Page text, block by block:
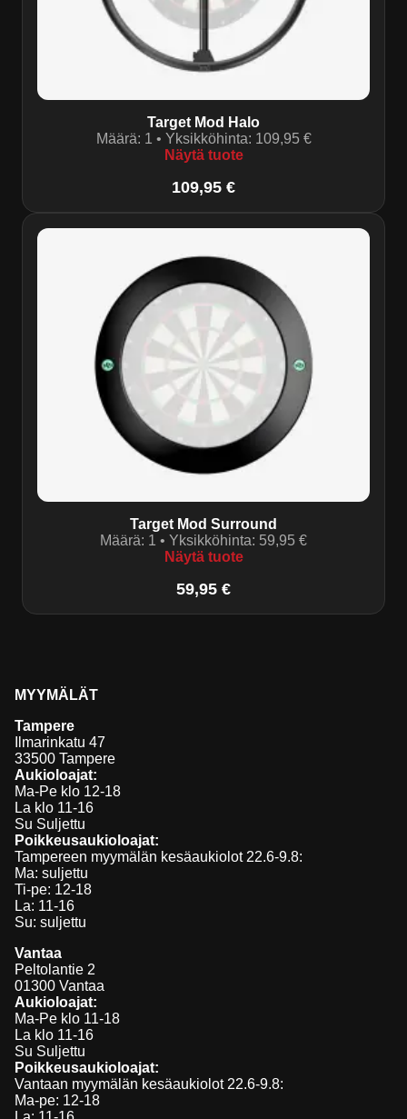
Target Mod Halo
Määrä: 1 • Yksikköhinta: 109,95€
Näytä tuote
109,95 €
Target Mod Surround
Määrä: 1 • Yksikköhinta: 59,95 €
Näytä tuote
59,95 €
MYYMÄLÄT
Tampere
Ilmarinkatu 47
33500 Tampere
Aukioloajat:
Ma-Pe klo 12-18
La klo 11-16
Su Suljettu
Poikkeusaukioloajat:
Tampereen myymälän kesäaukiolot 22.6-9.8:
Ma: suljettu
Ti-pe: 12-18
La: 11-16
Su: suljettu
Vantaa
Peltolantie 2
01300 Vantaa
Aukioloajat:
Ma-Pe klo 11-18
La klo 11-16
Su Suljettu
Poikkeusaukioloajat:
Vantaan myymälän kesäaukiolot 22.6-9.8:
Ma-pe: 12-18